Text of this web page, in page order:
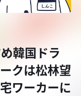
韓国ドラ
クは松林望
ワーカーに